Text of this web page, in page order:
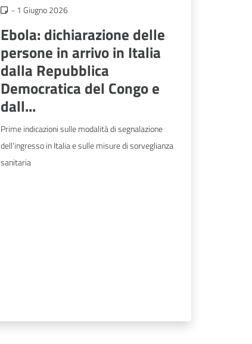
-1 Giugno 2026
Ebola: dichiarazione delle
persone in arrivo in Italia
dalla Repubblica
Democratica del Congo e
dall...
Prime indicazioni sulle modalità di segnalazione
dell'ingresso in Italia e sulle misure di sorveglianza
sanitaria